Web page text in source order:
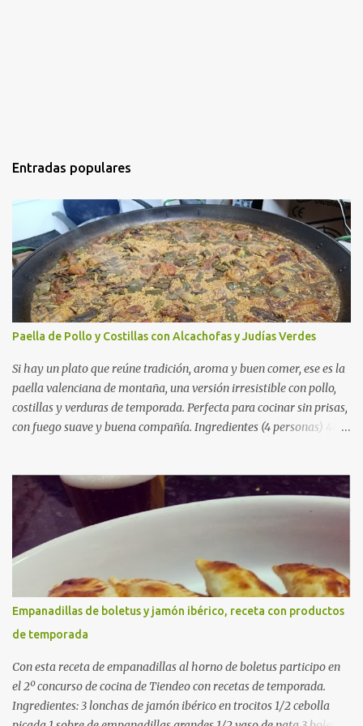
Entradas populares
Paella de Pollo y Costillas con Alcachofas y Judías Verdes
Si hay un plato que reúne tradición, aroma y buen comer, ese es la
paella valenciana de montaña, una versión irresistible con pollo,
costillas y verduras de temporada. Perfecta para cocinar sin prisas,
con fuego suave y buena compañía. Ingredientes (4 personas) 400
verdes planas 2 tomates maduros rallados 1,2 litros de caldo de
pollo (o agua) 1 cucharadita de hebras de azafrán 1 cucharadita de
pimentón dulce 2 dientes de ajo Aceite de oliva virgen extra Sal al
gusto (Opcional) una ramita de romero Elaboración 1. Prepara las
verduras Limpia las alcachofas, retira las hojas duras y córtalas en
cuartos. Trocea las judías verdes. Reserva en agua con limón para
que no se oxiden. 2. Sofríe las carnes En la paellera, añade un buen
chorro de aceite de oliva y dora bien el pollo y las costillas a fuego
medio-alto. Este paso es clave: cuanto más dorado, más sabor ten...
Empanadillas de boletus y jamón ibérico, receta con productos
de temporada
Con esta receta de empanadillas al horno de boletus participo en
el 2º concurso de cocina de Tiendeo con recetas de temporada.
Ingredientes: 3 lonchas de jamón ibérico en trocitos 1/2 cebolla